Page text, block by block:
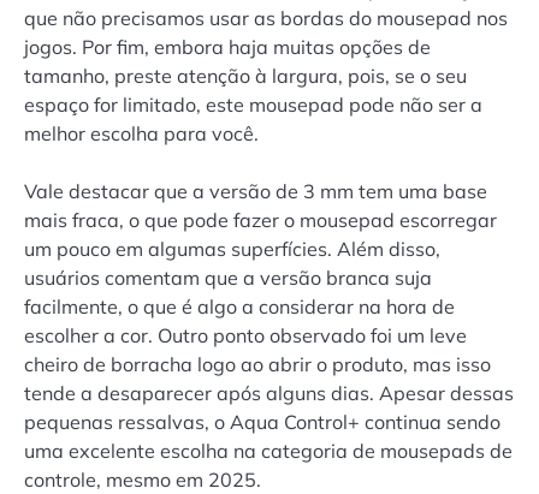
que não precisamos usar as bordas do mousepad nos
jogos. Por fim, embora haja muitas opções de
tamanho, preste atenção à largura, pois, se o seu
espaço for limitado, este mousepad pode não ser a
melhor escolha para você.
Vale destacar que a versão de 3 mm tem uma base
mais fraca, o que pode fazer o mousepad escorregar
um pouco em algumas superfícies. Além disso,
usuários comentam que a versão branca suja
facilmente, o que é algo a considerar na hora de
escolher a cor. Outro ponto observado foi um leve
cheiro de borracha logo ao abrir o produto, mas isso
tende a desaparecer após alguns dias. Apesar dessas
pequenas ressalvas, o Aqua Control+ continua sendo
uma excelente escolha na categoria de mousepads de
controle, mesmo em 2025.